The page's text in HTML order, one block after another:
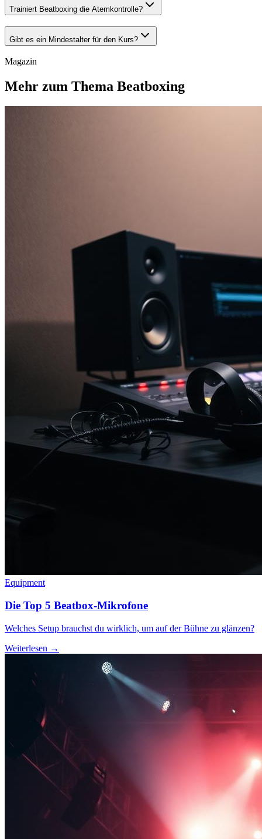
Trainiert Beatboxing die Atemkontrolle?
Gibt es ein Mindestalter für den Kurs?
Magazin
Mehr zum Thema Beatboxing
Equipment
Die Top 5 Beatbox-Mikrofone
Welches Setup brauchst du wirklich, um auf der Bühne zu glänzen?
Weiterlesen →